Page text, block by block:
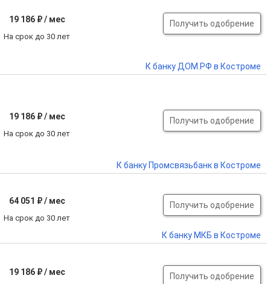
19 186 ₽ / мес
На срок до 30 лет
Получить одобрение
К банку ДОМ.РФ в Костроме
19 186 ₽ / мес
На срок до 30 лет
Получить одобрение
К банку Промсвязьбанк в Костроме
64 051 ₽ / мес
На срок до 30 лет
Получить одобрение
К банку МКБ в Костроме
19 186 ₽ / мес Получить одобрение